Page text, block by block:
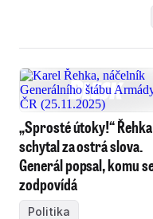
„Sprosté útoky!“
schytal za ostrá slova.
Generál popsal, komu
zodpovídá
Politika